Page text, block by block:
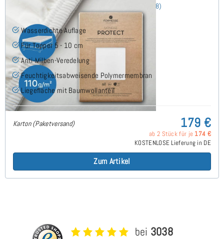
135x190 cm
(8)
Wasserdichte Auflage
Für Topper 5 - 10 cm
Anti-Milben-Veredelung
Feuchtigkeitsabweisende Polymermembran
Liegefläche mit Baumwollanteil
Karton (Paketversand) 179 €
ab 2 Stück für je 174 €
KOSTENLOSE Lieferung in DE
Zum Artikel
bei 3038